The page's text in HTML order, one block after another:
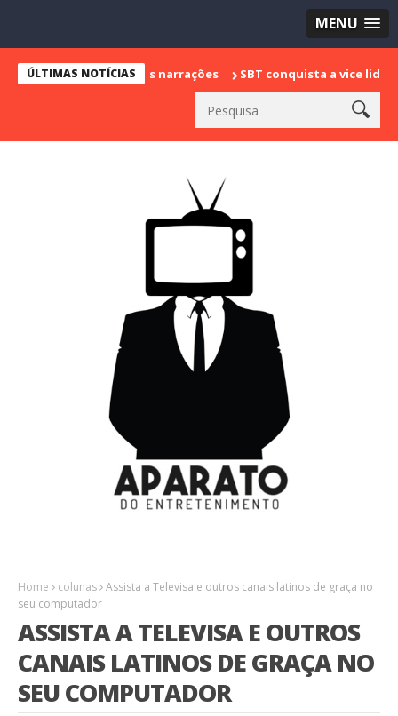
MENU
ÚLTIMAS NOTÍCIAS
das narrações SBT conquista a vice liderança com
Home colunas Assista a Televisa e outros canais latinos de graça no
seu computador
ASSISTA A TELEVISA E OUTROS
CANAIS LATINOS DE GRAÇA NO
SEU COMPUTADOR